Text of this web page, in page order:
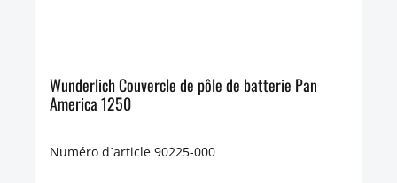
Wunderlich Couvercle de pôle de batterie Pan
America 1250
Numéro d´article 90225-000